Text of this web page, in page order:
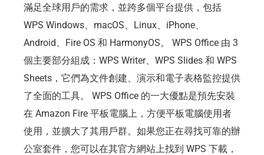
滿足全球用戶的需求，並跨多個平台提供，包括
WPS Windows、macOS、Linux、iPhone、
Android、Fire OS 和 HarmonyOS。 WPS Office 由 3
個主要部分組成：WPS Writer、WPS Slides 和 WPS
Sheets，它們為文件創建、演示和電子表格監控提供
了全面的工具。 WPS Office 的一大優點是預先安裝
在 Amazon Fire 平板電腦上，方便平板電腦使用者
使用，並擴大了其用戶群。如果您正在尋找可靠的辦
公室套件，您可以在其官方網站上找到 WPS 下載，